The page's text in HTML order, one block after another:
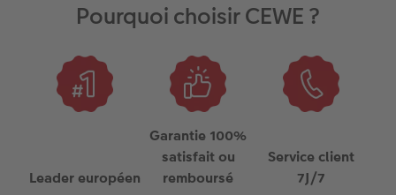
Pourquoi choisir CEWE ?
Leader européen
Garantie 100%
satisfait ou
remboursé
Service client
7J/7